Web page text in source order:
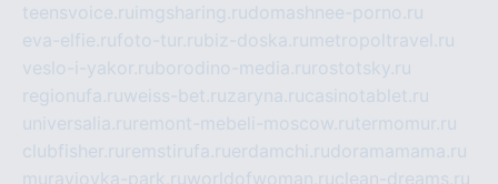
teensvoice.ru imgsharing.rudomashnee-porno.ru
eva-elfie.rufoto-tur.rubiz-doska.ru metropoltravel.ru
veslo-i-yakor.ruborodino-media.ru rostotsky.ru
regionufa.ruweiss-bet.ruzaryna.rucasinotablet.ru
universalia.ru remont-mebeli-moscow.rutermomur.ru
clubfisher.ru remstirufa.ruerdamchi.rudoramamama.ru
muraviovka-park.ruworldofwoman.ruclean-dreams.ru